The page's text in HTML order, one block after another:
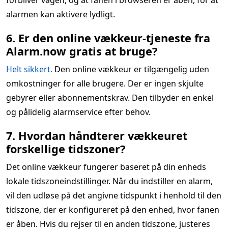
alarmen kan aktivere lydligt.
6. Er den online vækkeur-tjeneste fra
Alarm.now gratis at bruge?
Helt sikkert. Den online vækkeur er tilgængelig uden
omkostninger for alle brugere. Der er ingen skjulte
gebyrer eller abonnementskrav. Den tilbyder en enkel
og pålidelig alarmservice efter behov.
7. Hvordan håndterer vækkeuret
forskellige tidszoner?
Det online vækkeur fungerer baseret på din enheds
lokale tidszoneindstillinger. Når du indstiller en alarm,
vil den udløse på det angivne tidspunkt i henhold til den
tidszone, der er konfigureret på den enhed, hvor fanen
er åben. Hvis du rejser til en anden tidszone, justeres